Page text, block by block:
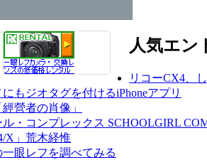
人気エン
リコーCX4、
もジオタグを付けるiPhoneアプリ
營者の肖像」
ル・コンプレックス SCHOOLGIRL
X」荒木経惟
眼レフを調べてみる